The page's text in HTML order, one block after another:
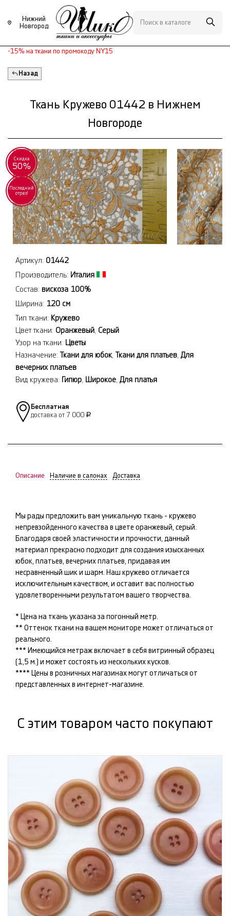
Нижний
Новгород
-15% на ткани по промокоду NY15
Назад
Ткань Кружево 01442 в Нижнем
Новгороде
Скидка
50%
Последний
отрез!
Артикул: 01442
Производитель: Италия
Состав: вискоза 100%
Ширина: 120 см
Тип ткани: Кружево
Цвет ткани: Оранжевый Серый
Узор на ткани: Цветы
Назначение:
Ткани для юбок Ткани для платьев Для
вечерних платьев
Вид кружева:
Гипюр Широкое Для платья
Бесплатная
доставка от 7 000 Р
Описание Наличие в салонах Доставка
Мы рады предложить вам уникальную ткань - кружево
непревзойденного качества в цвете оранжевый, серый.
Благодаря своей эластичности и прочности, данный
материал прекрасно подходит для создания изысканных
юбок, платьев, вечерних платьев, придавая им
несравненный шик и шарм. Наш кружево отличается
исключительным качеством, и оставит вас полностью
удовлетворенными результатом вашего творчества.
* Цена на ткань указана за погонный метр.
** Оттенок ткани на вашем мониторе может отличаться от
реального.
*** Имеющийся метраж включает в себя витринный образец
(1,5 м.) и может состоять из нескольких кусков.
**** Цены в розничных магазинах могут отличаться от
представленных в интернет-магазине.
С этим товаром часто покупают